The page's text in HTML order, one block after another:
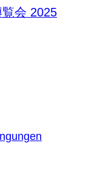
会 2025